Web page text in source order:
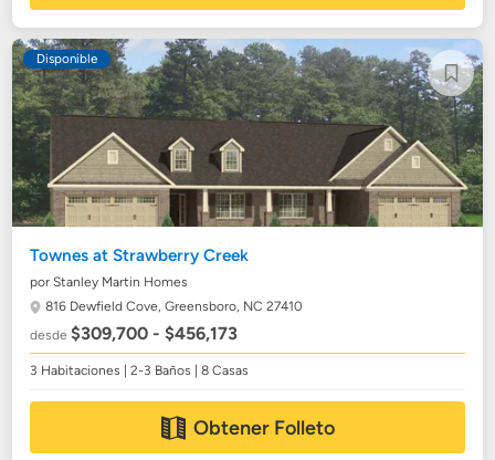
Disponible
Townes at Strawberry Creek
por Stanley Martin Homes
816 Dewfield Cove,Greensboro, NC 27410
desde$309,700 - $456,173
3 Habitaciones | 2-3 Baños | 8 Casas
Obtener Folleto